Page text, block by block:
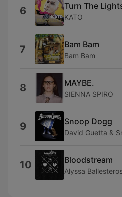
6 Turn The
KATO
7 Bam Bam
Bam Bam
8 MAYBE.
SIENNA SPIRO
9 Snoop Dogg
David Guetta &
10 Bloodstream
Alyssa Ballesteros